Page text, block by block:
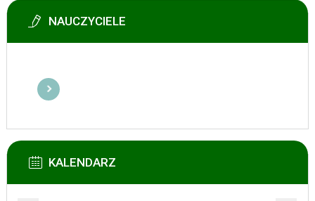
NAUCZYCIELE
KALENDARZ